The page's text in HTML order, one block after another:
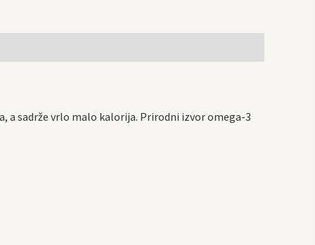
sadrže vrlo malo kalorija. Prirodni izvor omega-3